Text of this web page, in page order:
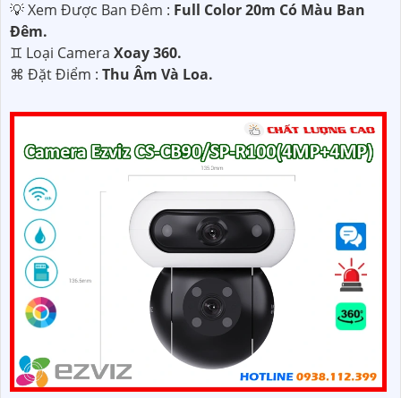
💡 Xem Được Ban Đêm : Full Color 20m Có Màu Ban
Ðêm.
♊ Loại Camera Xoay 360.
️⌘ Đặt Điểm : Thu Âm Và Loa.